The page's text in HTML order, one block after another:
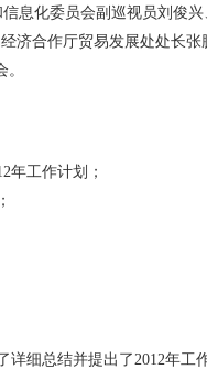
息化委员会副巡视员刘俊兴
济合作厅贸易发展处处长张
年工作计划；
细总结并提出了2012年工作